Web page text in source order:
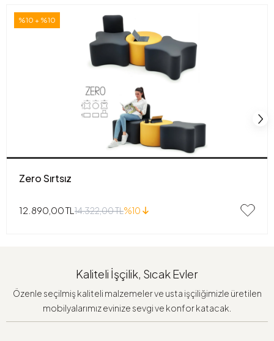
%10 + %10
Zero Sırtsız
12.890,00 TL 14.322,00 TL%10
Kaliteli İşçilik, Sıcak Evler
Özenle seçilmiş kaliteli malzemeler ve usta işçiliğimizle üretilen
mobilyalarımız evinize sevgi ve konfor katacak.